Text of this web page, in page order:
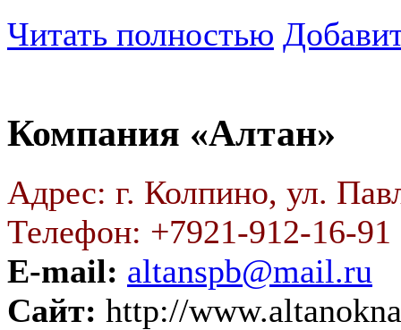
Читать полностью
Компания «Алтан»
Адрес: г. Колпино, ул.
Телефон: +7921-912-16-91
E-mail: altanspb@mail.ru
Сайт: http://